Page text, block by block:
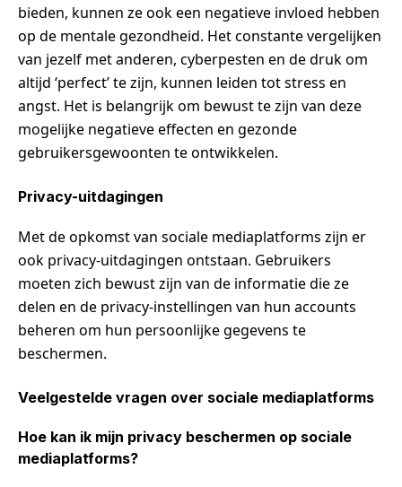
bieden, kunnen ze ook een negatieve invloed hebben
op de mentale gezondheid. Het constante vergelijken
van jezelf met anderen, cyberpesten en de druk om
altijd ‘perfect’ te zijn, kunnen leiden tot stress en
angst. Het is belangrijk om bewust te zijn van deze
mogelijke negatieve effecten en gezonde
gebruikersgewoonten te ontwikkelen.
Privacy-uitdagingen
Met de opkomst van sociale mediaplatforms zijn er
ook privacy-uitdagingen ontstaan. Gebruikers
moeten zich bewust zijn van de informatie die ze
delen en de privacy-instellingen van hun accounts
beheren om hun persoonlijke gegevens te
beschermen.
Veelgestelde vragen over sociale mediaplatforms
Hoe kan ik mijn privacy beschermen op sociale
mediaplatforms?